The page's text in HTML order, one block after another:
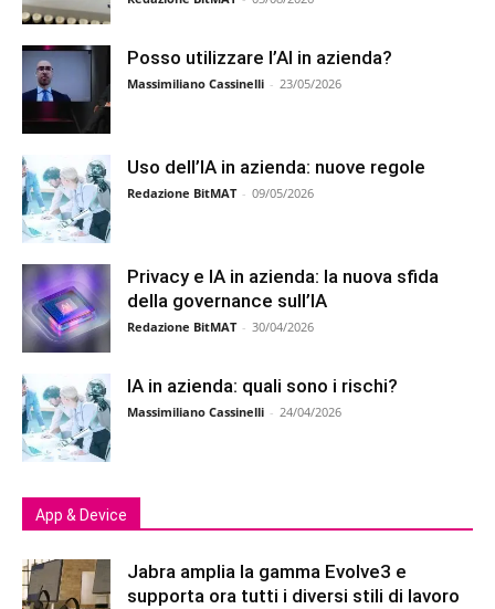
Posso utilizzare l’AI in azienda?
Massimiliano Cassinelli - 23/05/2026
Uso dell’IA in azienda: nuove regole
Redazione BitMAT - 09/05/2026
Privacy e IA in azienda: la nuova sfida
della governance sull’IA
Redazione BitMAT - 30/04/2026
IA in azienda: quali sono i rischi?
Massimiliano Cassinelli - 24/04/2026
App & Device
Jabra amplia la gamma Evolve3 e
supporta ora tutti i diversi stili di lavoro